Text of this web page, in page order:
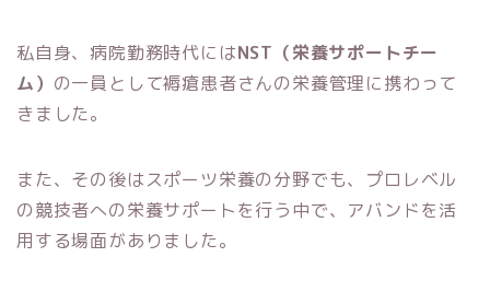
私自身、病院勤務時代にはNST（栄養サポートチー
ム） の一員として褥瘡患者さんの栄養管理に携わって
きました。
また、その後はスポーツ栄養の分野でも、プロレベル
の競技者への栄養サポートを行う中で、アバンドを活
用する場面がありました。